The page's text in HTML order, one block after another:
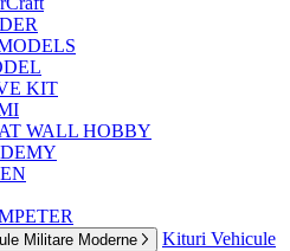
KIT
WALL HOBBY
Militare Moderne
Kituri Vehicule